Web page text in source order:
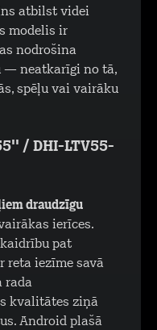
atbilst videi
modelis ir
nodrošina
— neatkarīgi no tā,
spēļu vai vairāku
/ DHI-LTV55-
draudzīgu
ierīces.
pat
reta iezīme savā
rada
kvalitātes ziņā
Android plašā